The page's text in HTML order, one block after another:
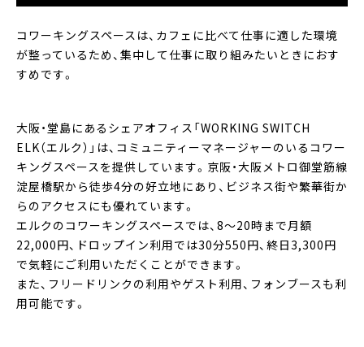
コワーキングスペースは、カフェに比べて仕事に適した環境
が整っているため、集中して仕事に取り組みたいときにおす
すめです。
大阪・堂島にあるシェアオフィス「WORKING SWITCH
ELK（エルク）」は、コミュニティーマネージャーのいるコワー
キングスペースを提供しています。京阪・大阪メトロ御堂筋線
淀屋橋駅から徒歩4分の好立地にあり、ビジネス街や繁華街か
らのアクセスにも優れています。
エルクのコワーキングスペースでは、8～20時まで月額
22,000円、ドロップイン利用では30分550円、終日3,300円
で気軽にご利用いただくことができます。
また、フリードリンクの利用やゲスト利用、フォンブースも利
用可能です。